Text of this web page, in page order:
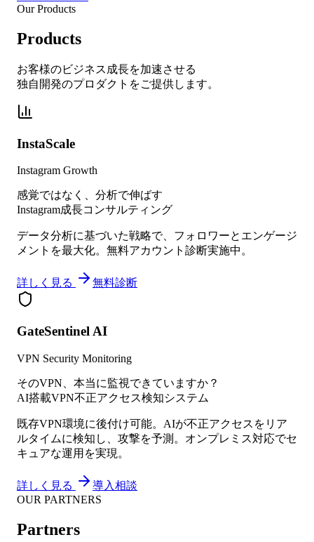
Our Products
Products
お客様のビジネス成長を加速させる
独自開発のプロダクトをご提供します。
InstaScale
Instagram Growth
感覚ではなく、分析で伸ばす
Instagram成長コンサルティング
データ分析に基づいた戦略で、フォロワーとエンゲージ
メントを最大化。無料アカウント診断実施中。
詳しく見る 無料診断
GateSentinel AI
VPN Security Monitoring
そのVPN、本当に監視できていますか？
AI搭載VPN不正アクセス検知システム
既存VPN環境に後付け可能。AIが不正アクセスをリア
ルタイムに検知し、攻撃を予測。オンプレミス対応でセ
キュアな運用を実現。
詳しく見る
導入相談
OUR PARTNERS
Partners